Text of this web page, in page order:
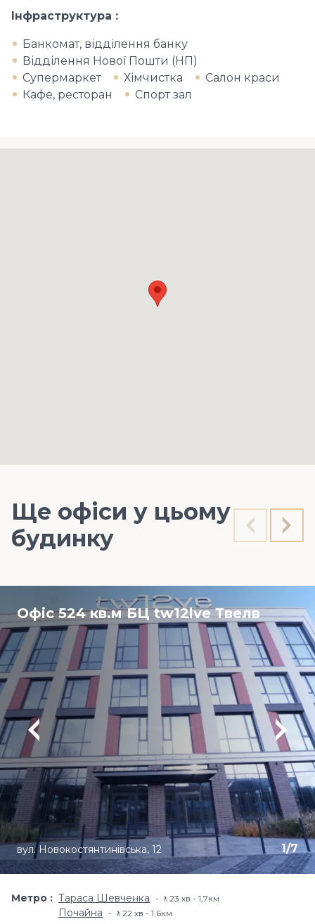
Інфраструктура
Банкомат, відділення банку
Відділення Нової Пошти (НП)
Супермаркет
Хімчистка
Салон краси
Кафе, ресторан
Спорт зал
Ще офіси у цьому
будинку
Офіс 524 кв.м БЦ tw12lve Твелв
1/7
вул. Новокостянтинівська, 12
Метро Тараса Шевченка 🚶23 хв - 1,7км
Почайна 🚶22 хв - 1,6км